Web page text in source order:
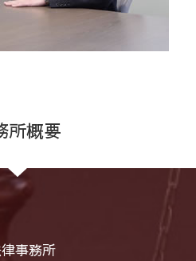
所概要
事務所